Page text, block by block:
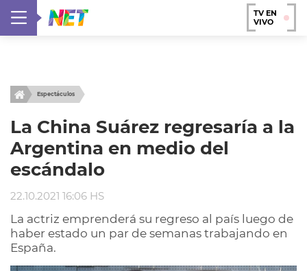
TV EN
VIVO
Espectáculos
La China Suárez regresaría a la
Argentina en medio del
escándalo
22.10.2021 16:06 HS
La actriz emprenderá su regreso al país luego de
haber estado un par de semanas trabajando en
España.